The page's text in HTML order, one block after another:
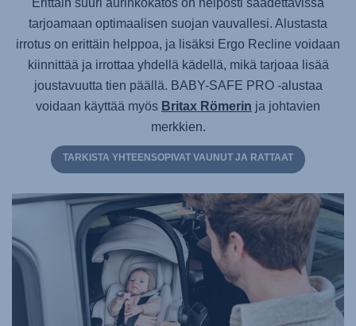
tarjoamaan optimaalisen suojan vauvallesi. Alustasta
irrotus on erittäin helppoa, ja lisäksi Ergo Recline voidaan
kiinnittää ja irrottaa yhdellä kädellä, mikä tarjoaa lisää
joustavuutta tien päällä. BABY-SAFE PRO-alustaa
voidaan käyttää myös Britax Römerin ja johtavien
merkkien.
TARKISTA YHTEENSOPIVAT VAUNUT JA RATTAAT